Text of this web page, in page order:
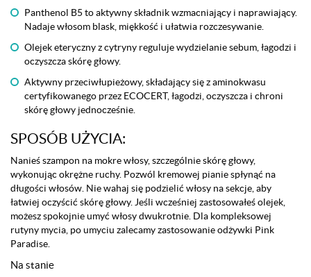
Panthenol B5 to aktywny składnik wzmacniający i naprawiający.
Nadaje włosom blask, miękkość i ułatwia rozczesywanie.
Olejek eteryczny z cytryny reguluje wydzielanie sebum, łagodzi i
oczyszcza skórę głowy.
Aktywny przeciwłupieżowy, składający się z aminokwasu
certyfikowanego przez ECOCERT, łagodzi, oczyszcza i chroni
skórę głowy jednocześnie.
SPOSÓB UŻYCIA:
Nanieś szampon na mokre włosy, szczególnie skórę głowy,
wykonując okrężne ruchy. Pozwól kremowej pianie spłynąć na
długości włosów. Nie wahaj się podzielić włosy na sekcje, aby
łatwiej oczyścić skórę głowy. Jeśli wcześniej zastosowałeś olejek,
możesz spokojnie umyć włosy dwukrotnie. Dla kompleksowej
rutyny mycia, po umyciu zalecamy zastosowanieodżywki Pink
Paradise.
Na stanie